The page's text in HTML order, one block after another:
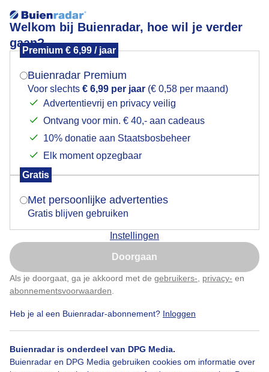
Welkom bij Buienradar, hoe wil je verder
gaan?
Premium € 6,99 / jaar
Buienradar Premium
Voor slechts € 6,99 per jaar (€ 0,58 per maand)
Advertentievrij en privacy veilig
Ontvang voor min. € 40,- aan cadeaus
10% donatie aan Staatsbosbeheer
Elk moment opzegbaar
Gratis
Met persoonlijke advertenties
Gratis blijven gebruiken
Instellingen
Doorgaan
Als je doorgaat, ga je akkoord met de gebruikers- privacy- en
abonnementsvoorwaarden
Heb je al een Buienradar-abonnement? Inloggen
Buienradar is onderdeel van DPG Media.
Buienradar en DPG Media gebruiken cookies om informatie over
Zon, vrij krachtige wind, gesluierd blauwe lucht
Door: ria brasser Gemaakt: 10-05-2026, 11x bekeken
Gesluierdblauwelucht Vrijkrachtigewind
Bekijk slideshow
Mogen we je locatie gebruiken voor het
Indien je hier nog geen akkoord op hebt gegeven,
verschijnt er zo een pop-up uit je browser waarin
Is goed, toon de popup
Nu niet, misschien later
Klik hierom dit aan te passen